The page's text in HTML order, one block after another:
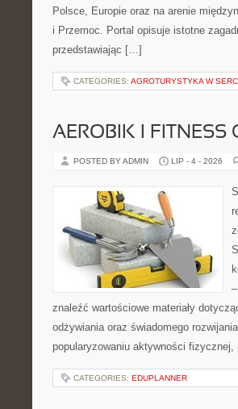
Polsce, Europie oraz na arenie
i Przemoc. Portal opisuje istotne
przedstawiając […]
CATEGORIES: AGROTURYSTYKA W
AEROBIK I FITNESS
POSTED BY ADMIN LIP - 4 - 2026
znaleźć wartościowe materiały
odżywiania oraz świadomego
popularyzowaniu aktywności
CATEGORIES: EDUPLANNER